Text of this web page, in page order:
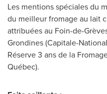
Les mentions spéciales du
du meilleur fromage au lait
attribuées au Foin-de-
Grondines(Capitale-
Réserve 3 ans de la
Québec).